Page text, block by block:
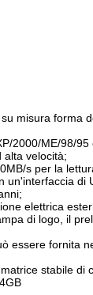
misura forma
2000/ME/98/
alta velocità;
s per la
un'interfaccia di
elettrica
di logo, il
essere fornita
stabile di